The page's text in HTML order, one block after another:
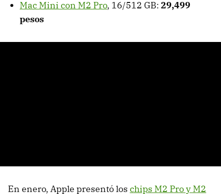
Mac Mini con M2 Pro, 16/512 GB: 29,499
pesos
En enero, Apple presentó los chips M2 Pro y M2